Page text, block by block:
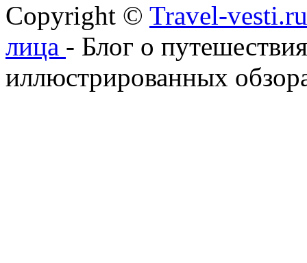
Copyright © Travel-
лица - Блог о
иллюстрированных